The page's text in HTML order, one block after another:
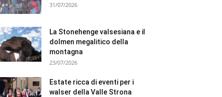
31/07/2026
La Stonehenge valsesiana e il
dolmen megalitico della
montagna
23/07/2026
Estate ricca di eventi per i
walser della Valle Strona